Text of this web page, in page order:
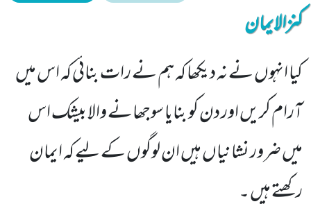
کنزالایمان
کیا انہوں نے نہ دیکھا کہ ہم نے رات بنائی کہ اس میں
آرام کریں اور دن کو بنایا سوجھانے والا بیشک اس
میں ضرور نشانیاں ہیں ان لوگوں کے لیے کہ ایمان
رکھتے ہیں ۔